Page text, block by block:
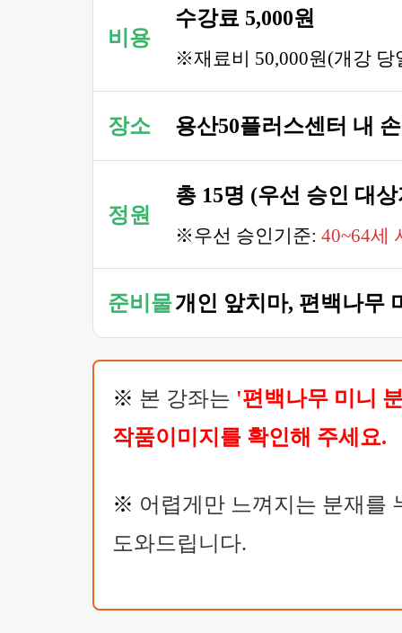
비용
수강료 5,000원
※재료비 50,000원(개강 당
장소 용산50플러스센터 내
정원
총 15명 (우선 승인 대
※우선 승인기준: 40~64세
준비물개인 앞치마, 편백나무
※ 본 강좌는 '편백나무 미니
작품이미지를 확인해 주세요.
※ 어렵게만 느껴지는 분재를
도와드립니다.